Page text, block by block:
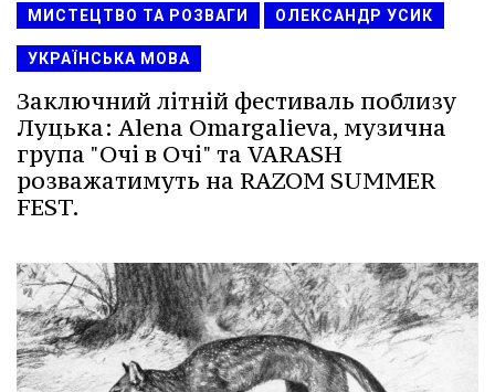
МИСТЕЦТВО ТА РОЗВАГИ ОЛЕКСАНДР УСИК
УКРАЇНСЬКА МОВА
Заключний літній фестиваль поблизу
Луцька: Alena Omargalieva, музична
група "Очі в Очі" та VARASH
розважатимуть на RAZOM SUMMER
FEST.